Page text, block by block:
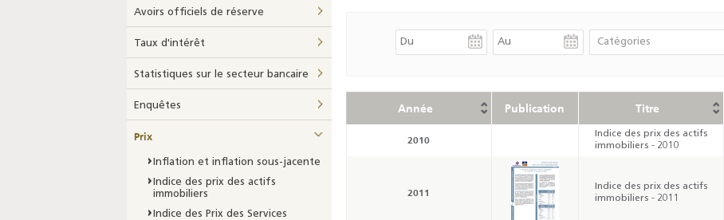
Année Publication Titre
2010
Indice des prix des actifs
immobiliers - 2010
2011
Indice des prix des actifs
immobiliers - 2011
Avoirs officiels de réserve
Taux d'intérêt
Statistiques sur le secteur bancaire
Enquêtes
Prix
Inflation et inflation sous-jacente
Indice des prix des actifs
immobiliers
Indice des Prix des Services